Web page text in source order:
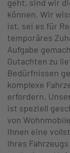
geht, sind wir
können. Wir
ist, sei es für
temporäres
Aufgabe
Gutachten zu
Bedürfnissen
komplexe
erfordern.
ist speziell
von
Ihnen eine
Ihres